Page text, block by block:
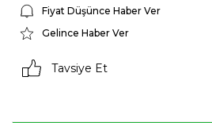
Fiyat Düşünce Haber Ver
Gelince Haber Ver
Tavsiye Et